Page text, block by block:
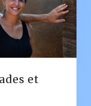
et